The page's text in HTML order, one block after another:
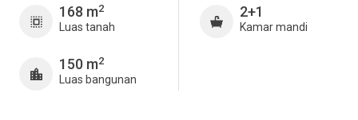
168 m2
Luas tanah
150 m2
Luas bangunan
2+1
Kamar mandi